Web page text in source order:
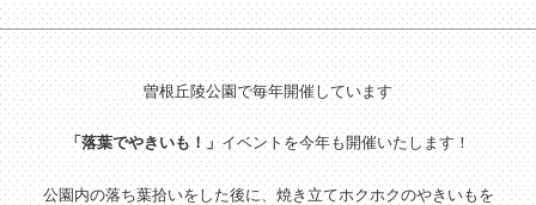
曽根丘陵公園で毎年開催しています
「落葉でやきいも！」 イベントを今年も開催いたします！
公園内の落ち葉拾いをした後に、焼き立てホクホクのやきいもを